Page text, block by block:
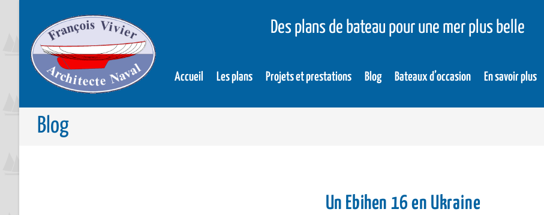
Des plans de bateau pour une mer plus belle
Accueil Les plans Projets et prestations Blog Bateaux d’occasion En savoir plus
Blog
Un Ebihen 16 en Ukraine